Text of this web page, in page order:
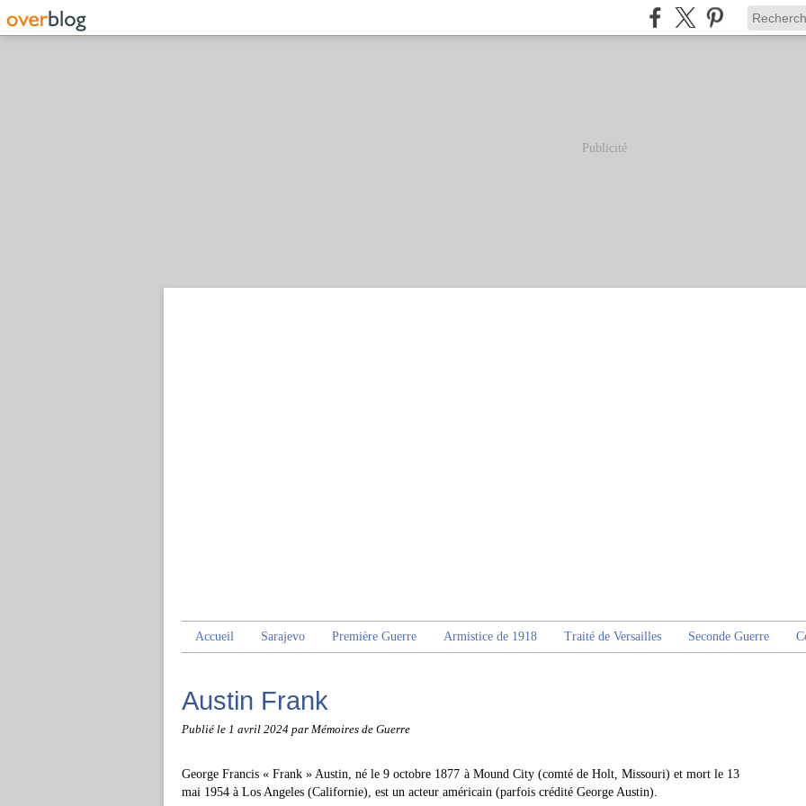
Publicité
Accueil Sarajevo Première Guerre Armistice de 1918 Traité de Versailles Seconde Guerre
Austin Frank
Publié le 1 avril 2024 par Mémoires de Guerre
George Francis « Frank » Austin, né le 9 octobre 1877 à Mound City (comté de Holt, Missouri) et mort le 13
mai 1954 à Los Angeles (Californie), est un acteur américain (parfois crédité George Austin).